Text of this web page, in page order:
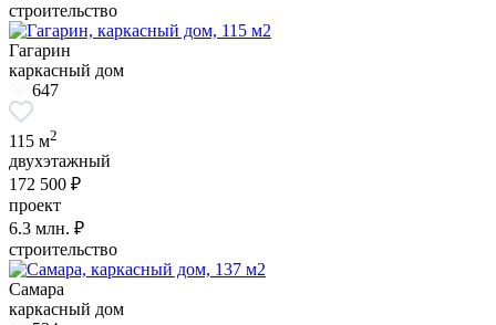
строительство
Гагарин
каркасный дом
647
115 м2
двухэтажный
172 500 ₽
проект
6.3 млн. ₽
строительство
Самара
каркасный дом